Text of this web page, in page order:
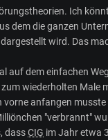
Ich
dem die ganzen
wird. Das
auf dem einfachen
zum wiederholten Male
anfangen musste
"verbrannt"
dassCIG im Jahr etwa